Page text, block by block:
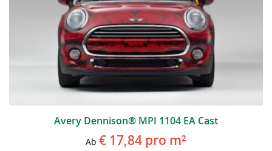
Avery Dennison® MPI 1104 EA Cast
Ab € 17,84 pro m²